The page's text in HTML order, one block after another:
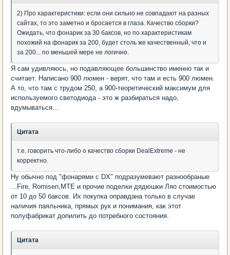
2) Про характеристики: если они сильно не совпадают на разных
сайтах, то это заметно и бросается в глаза. Качество сборки?
Ожидать, что фонарик за 30 баксов, но по характеристикам
похожий на фонарик за 200, будет столь же качественный, что и
за 200... по меньшей мере не логично.
Я сам удивляюсь, но подавляющее большинство именно так и
считает. Написано 900 люмен - верят, что там и есть 900 люмен.
А то, что там с трудом 250, а 900-теоретический максимум для
используемого светодиода - это ж разбираться надо,
вдумываться...
Цитата
т.е. говорить что-либо о качество сборки DealExtreme - не
корректно.
Ну обычно под "фонарями с DX" подразумевают разнообраные
...Fire, Romisen,MTE и прочие поделки дядюшки Ляо стоимостью
от 10 до 50 баксов. Их покупка оправдана только в случае
наличия паяльника, прямых рук и понимания, как этот
полуфабрикат допилить до потребного состояния.
Цитата